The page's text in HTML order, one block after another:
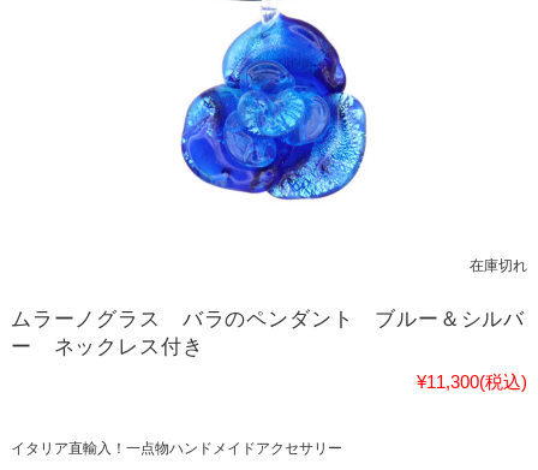
在庫切れ
ムラーノグラス バラのペンダント ブルー＆シルバ
ー ネックレス付き
¥11,300(税込)
イタリア直輸入！一点物ハンドメイドアクセサリー